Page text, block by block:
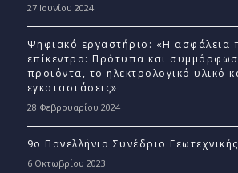
27 Ιουνίου 2024
Ψηφιακό εργαστήριο: «Η ασφάλεια
επίκεντρο: Πρότυπα και
προϊόντα, το ηλεκτρολογικό υλικό
εγκαταστάσεις»
28 Φεβρουαρίου 2024
9ο Πανελλήνιο Συνέδριο
6 Οκτωβρίου 2023